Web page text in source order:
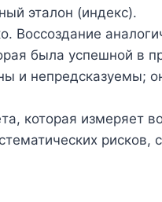
эталон (индекс).
Воссоздание
была успешной в
и непредсказуемы;
которая измеряет
рисков,